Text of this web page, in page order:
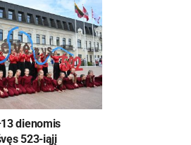
dienomis
523-iąjį